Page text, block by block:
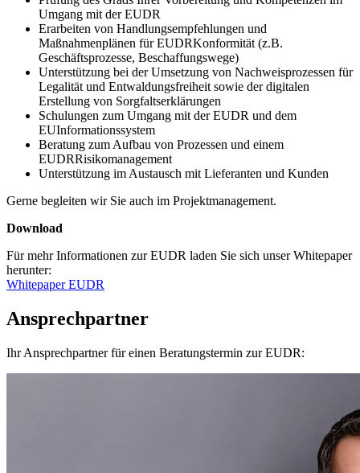
Umgang mit der EUDR
Erarbeiten von Handlungsempfehlungen und
Maßnahmenplänen für EUDRKonformität (z.B.
Geschäftsprozesse, Beschaffungswege)
Unterstützung bei der Umsetzung von Nachweisprozessen für
Legalität und Entwaldungsfreiheit sowie der digitalen
Erstellung von Sorgfaltserklärungen
Schulungen zum Umgang mit der EUDR und dem
EUInformationssystem
Beratung zum Aufbau von Prozessen und einem
EUDRRisikomanagement
Unterstützung im Austausch mit Lieferanten und Kunden
Gerne begleiten wir Sie auch im Projektmanagement.
Download
Für mehr Informationen zur EUDR laden Sie sich unser Whitepaper
herunter:
Whitepaper EUDR
Ansprechpartner
Ihr Ansprechpartner für einen Beratungstermin zur EUDR: